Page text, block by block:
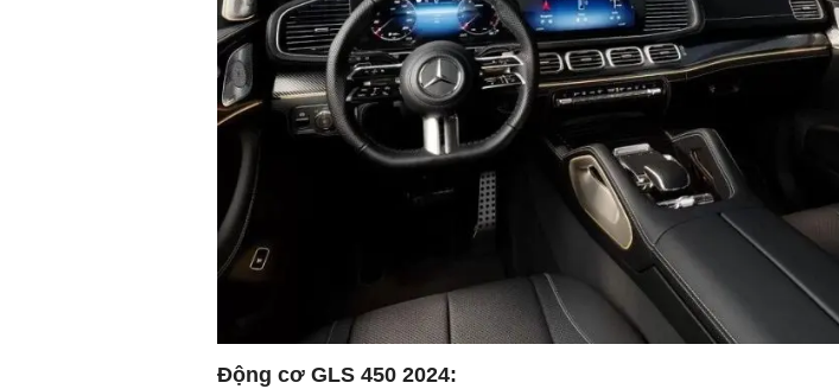
Động cơ GLS 450 2024: